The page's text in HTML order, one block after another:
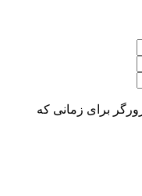
برای زمانی که